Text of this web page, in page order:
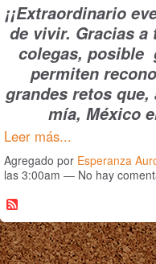
¡¡Extraordinario
de vivir. Gracias a
colegas, posible
permiten
grandes retos
mía, México
Leer más...
Agregado por Esperanza
las 3:00am — No hay